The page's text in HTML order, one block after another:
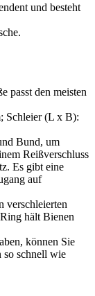
und besteht
passt den meisten
Schleier (L x B):
Bund, um
Reißverschluss
Es gibt eine
auf
verschleierten
hält Bienen
können Sie
so schnell wie